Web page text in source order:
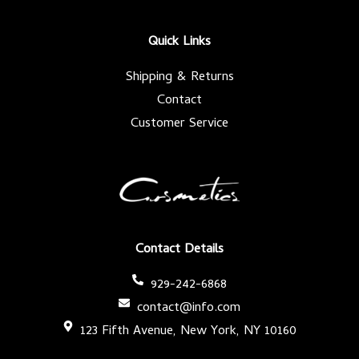
Contact Details
929-242-6868
contact@info.com
123 Fifth Avenue, New York, NY 10160
Quick Links
Shipping & Returns
Contact
Customer Service